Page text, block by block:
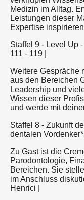
Medizin im Alltag.
Leistungen dieser
Expertise
Staffel 9 - Level Up
111 - 119 |
Weitere Gespräche
aus den Bereichen
Leadership und
Wissen dieser
und werde mit
Staffel 8 - Zukunft
dentalen
Zu Gast ist die
Parodontologie,
Bereichen. Sie
im Anschluss
Henrici |